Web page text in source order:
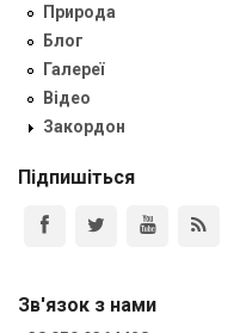
Природа
Блог
Галереї
Відео
Закордон
Підпишіться
Зв'язок з нами